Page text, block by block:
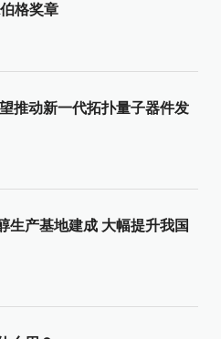
格奖章
推动新一代拓扑量子器件发
生产基地建成 大幅提升我国